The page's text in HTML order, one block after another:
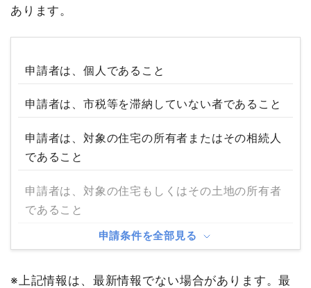
あります。
申請者は、個人であること
申請者は、市税等を滞納していない者であること
申請者は、対象の住宅の所有者またはその相続人
であること
申請者は、対象の住宅もしくはその土地の所有者
であること
申請条件を全部見る
※上記情報は、最新情報でない場合があります。最